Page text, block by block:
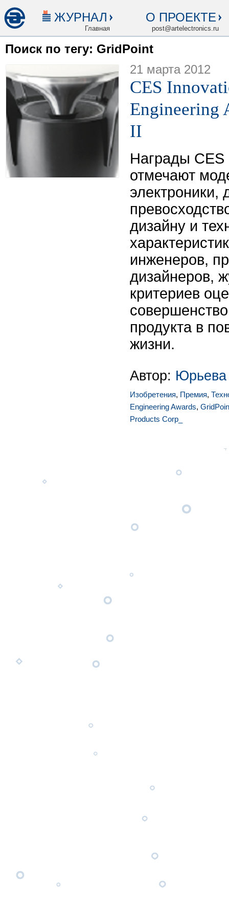
ЖУРНАЛ
Главная
О ПРОЕКТЕ
post@artelectronics.ru
Поиск по тегу: GridPoint
21 марта 2012
CES
Engineering
II
Награды CES
отмечают
дизайну и
инженеров,
дизайнеров,
критериев
продукта в
жизни.
Автор: Юрьева
Изобретения, Премия,
Engineering Awards,
Products Corp_